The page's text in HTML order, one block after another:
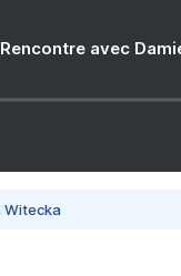
avec
Witecka